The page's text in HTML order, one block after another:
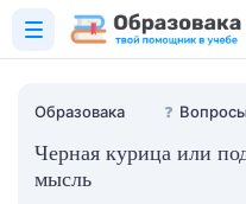
Образовака ❓
Черная курица или
мысль